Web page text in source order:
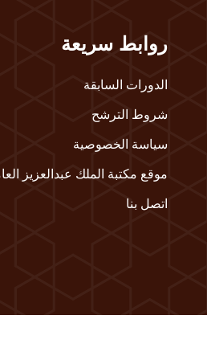
روابط سريعة
الدورات السابقة
شروط الترشح
سياسة الخصوصية
موقع مكتبة الملك عبدالعزيز
اتصل بنا